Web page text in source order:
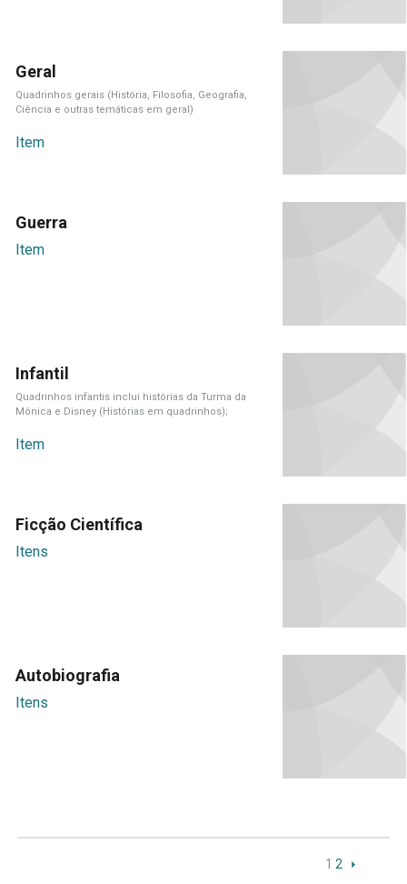
Geral
Quadrinhos gerais (História, Filosofia, Geografia,
Ciência e outras temáticas em geral)
Item
Guerra
Item
Infantil
Quadrinhos infantis inclui histórias da Turma da
Mônica e Disney (Histórias em quadrinhos);
Item
Ficção Científica
Itens
Autobiografia
Itens
1 2